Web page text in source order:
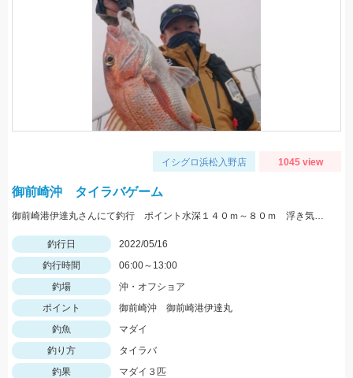
イシグロ浜松入野店 1045 view
御前崎沖 タイラバゲーム
御前崎港伊達丸さんにて釣行 ポイント水深１４０ｍ～８０ｍ 浮き気味のやる気のある真鯛を探す釣り方でした。
釣行日
2022/05/16
釣行時間
06:00～13:00
釣場
沖・オフショア
ポイント
御前崎沖 御前崎港伊達丸
釣魚
マダイ
釣り方
タイラバ
釣果
マダイ３匹